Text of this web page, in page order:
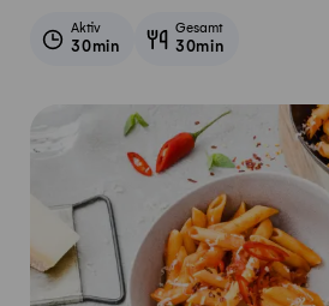
Aktiv
30min
Gesamt
30min